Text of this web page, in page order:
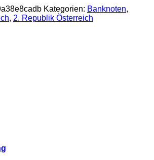
Kategorien: Banknoten,
, 2. Republik Österreich